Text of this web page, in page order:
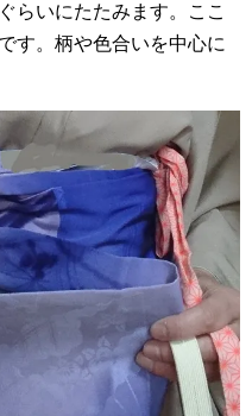
らいにたたみます。ここ
す。柄や色合いを中心に